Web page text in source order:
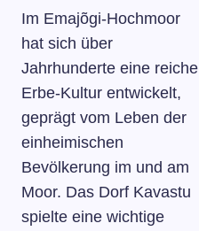
Im Emajõgi-Hochmoor
hat sich über
Jahrhunderte eine reiche
Erbe-Kultur entwickelt,
geprägt vom Leben der
einheimischen
Bevölkerung im und am
Moor. Das Dorf Kavastu
spielte eine wichtige